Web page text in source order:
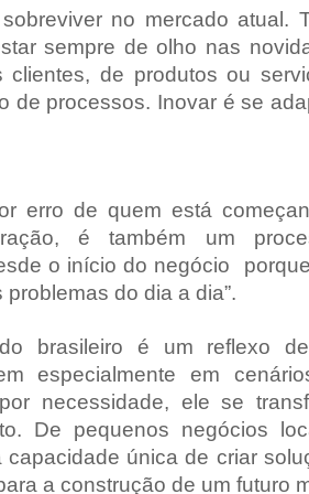
no mercado atual.
sempre de olho nas
clientes, de produtos ou
de processos. Inovar é se
erro de quem está
é também um
o início do negócio
do dia a dia”.
brasileiro é um reflexo
especialmente em
necessidade, ele se
De pequenos negócios
capacidade única de criar
a construção de um futuro